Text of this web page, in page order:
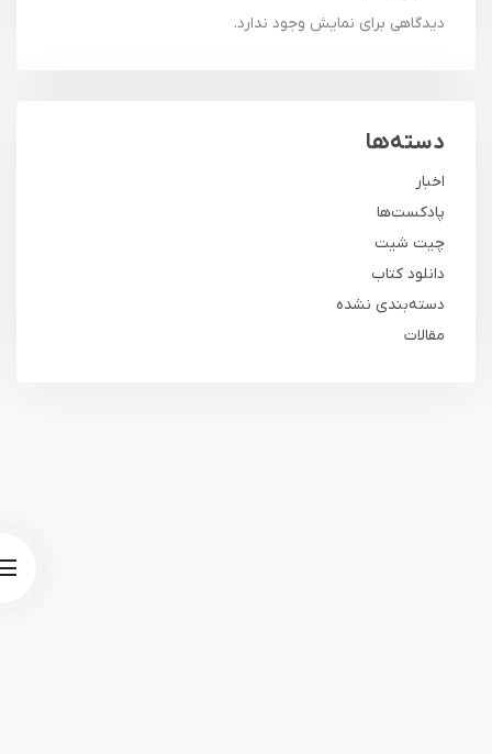
دیدگاهی برای نمایش وجود ندارد.
دسته‌ها
اخبار
پادکست‌ها
چیت شیت
دانلود کتاب
دسته‌بندی نشده
مقالات